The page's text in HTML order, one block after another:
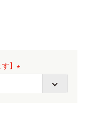
】
必